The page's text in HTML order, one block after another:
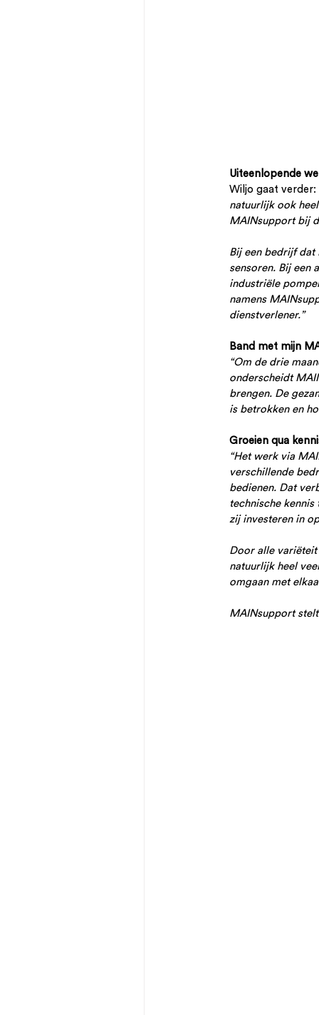
Uiteenlopende
Wiljo gaat verder:
natuurlijk ook
MAINsupport bij
Bij een bedrijf dat
sensoren. Bij een
industriële
namens
dienstverlener.”
Band met mijn
“Om de drie
onderscheidt
brengen. De
is betrokken en
Groeien qua
“Het werk via
verschillende
bedienen. Dat
technische
zij investeren in
Door alle
natuurlijk heel
omgaan met
MAINsupport